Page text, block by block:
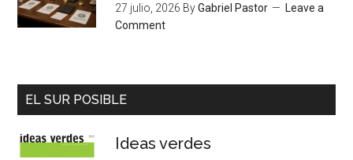
27 julio, 2026 ByGabriel Pastor
Leave a
Comment
EL SUR POSIBLE
Ideas verdes